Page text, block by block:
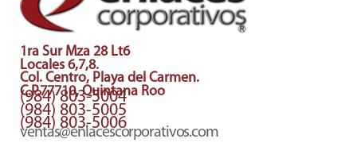
1ra Sur Mza 28 Lt6
Locales 6,7,8.
Col. Centro, Playa del Carmen.
C.P.77710, Quintana Roo
(984) 803-5004
(984) 803-5005
(984) 803-5006
ventas@enlacescorporativos.com